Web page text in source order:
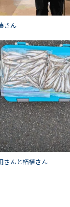
さん
さんと柘植さん